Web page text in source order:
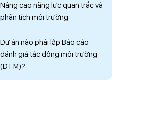
Nâng cao năng lực quan trắc và
phân tích môi trường
Dự án nào phải lập Báo cáo
đánh giá tác động môi trường
(ĐTM)?